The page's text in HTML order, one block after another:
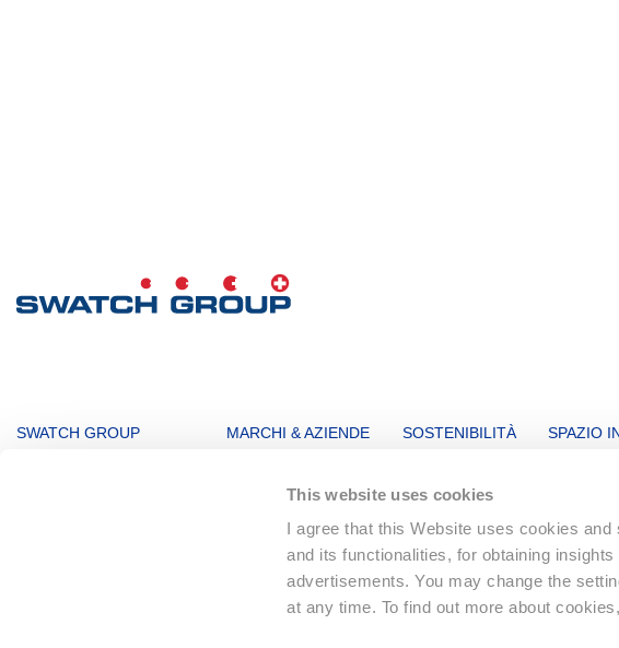
This website uses cookies
I agree that this Website uses cookies
and its functionalities, for obtaining
advertisements. You may change the
at any time. To find out more about
MAIN
SWATCH GROUP MARCHI & AZIENDE
Sistemi elettronici
Landmarks
SOSTENIBILITÀ SPAZIO
Lettere